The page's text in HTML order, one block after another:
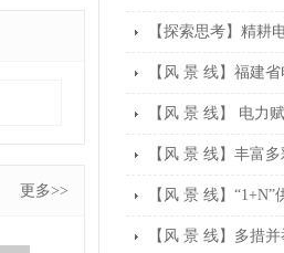
更多>>
【探索思考】精耕
【风 景 线】福建
【风 景 线】 电力
【风 景 线】丰富
【风 景 线】
【风 景 线】多措